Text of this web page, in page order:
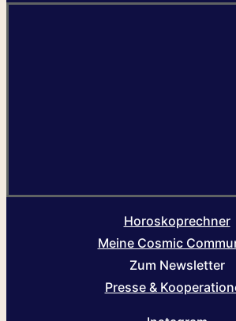
Horoskoprechner
Meine Cosmic
Zum Newsletter
Presse &